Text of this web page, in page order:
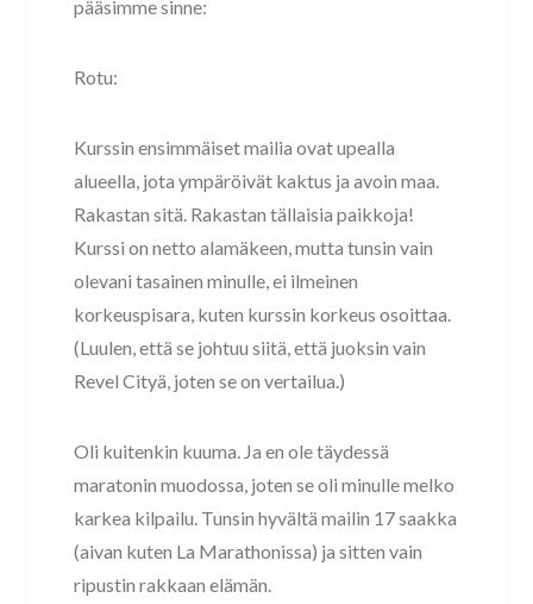
pääsimme sinne:
Rotu:
Kurssin ensimmäiset mailia ovat upealla
alueella, jota ympäröivät kaktus ja avoin maa.
Rakastan sitä. Rakastan tällaisia ​​paikkoja!
Kurssi on netto alamäkeen, mutta tunsin vain
olevani tasainen minulle, ei ilmeinen
korkeuspisara, kuten kurssin korkeus osoittaa.
(Luulen, että se johtuu siitä, että juoksin vain
Revel Cityä, joten se on vertailua.)
Oli kuitenkin kuuma. Ja en ole täydessä
maratonin muodossa, joten se oli minulle melko
karkea kilpailu. Tunsin hyvältä mailin 17 saakka
(aivan kuten La Marathonissa) ja sitten vain
ripustin rakkaan elämän.